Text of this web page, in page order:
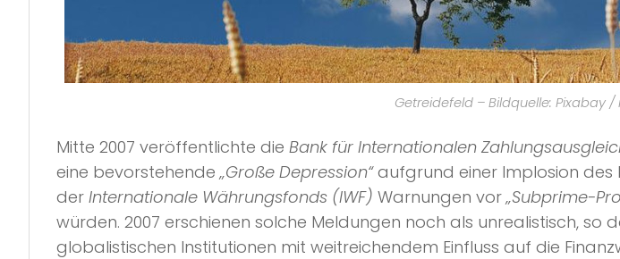
Getreidefeld – Bildquelle: Pixabay
Mitte 2007 veröffentlichte die Bank für Internationalen
eine bevorstehende„Große Depression“aufgrund einer Implosion des
der Internationale Währungsfonds (IWF) Warnungen vor„Subprime-
würden. 2007 erschienen solche Meldungen noch als unrealistisch,
globalistischen Institutionen mit weitreichendem Einfluss auf die